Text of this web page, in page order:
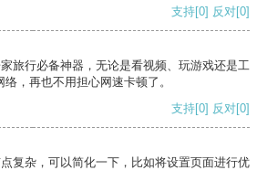
支持[0] 反对[0]
旅行必备神器，无论是看视频、玩游戏还是工
，再也不用担心网速卡顿了。
支持[0] 反对[0]
复杂，可以简化一下，比如将设置页面进行优